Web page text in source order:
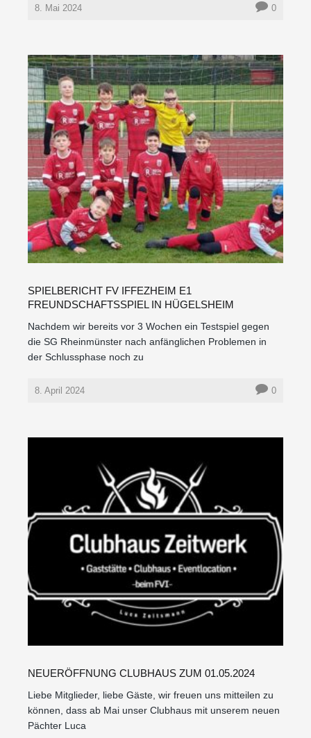
8. Mai 2024 0
SPIELBERICHT FV IFFEZHEIM E1
FREUNDSCHAFTSSPIEL IN HÜGELSHEIM
Nachdem wir bereits vor 3 Wochen ein Testspiel gegen
die SG Rheinmünster nach anfänglichen Problemen in
der Schlussphase noch zu
8. April 2024 0
NEUERÖFFNUNG CLUBHAUS ZUM 01.05.2024
Liebe Mitglieder, liebe Gäste, wir freuen uns mitteilen zu
können, dass ab Mai unser Clubhaus mit unserem neuen
Pächter Luca